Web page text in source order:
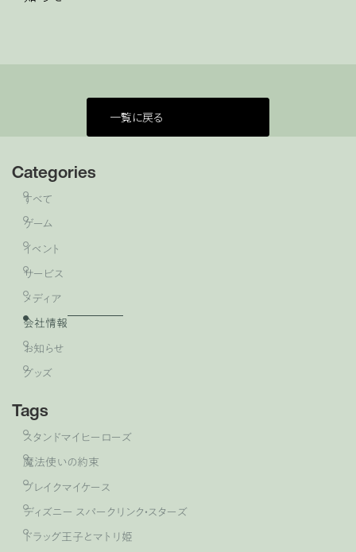
Categories
すべて
ゲーム
イベント
サービス
メディア
会社情報
お知らせ
グッズ
Tags
スタンドマイヒーローズ
魔法使いの約束
ブレイクマイケース
ディズニー スパークリンク・スターズ
ドラッグ王子とマトリ姫
一覧に戻る